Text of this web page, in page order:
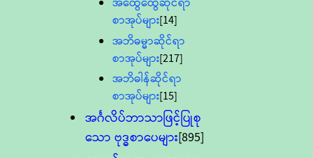
စာအုပ်များ[14]
အဘိဓမ္မာဆိုင်ရာ
စာအုပ်များ[217]
အဘိဓါန်ဆိုင်ရာ
စာအုပ်များ[15]
အင်္ဂလိပ်ဘာသာဖြင့်ပြုစု
သော ဗုဒ္ဓစာပေများ[895]